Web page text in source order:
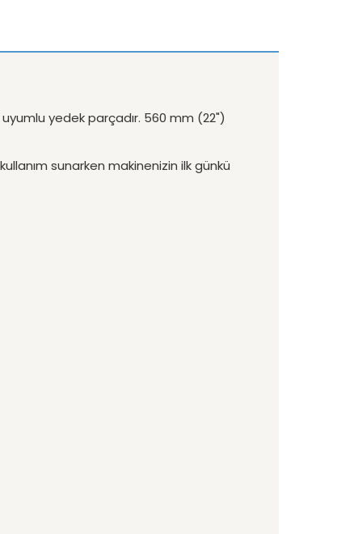
yedek parçadır. 560 mm (22")
sunarken makinenizin ilk günkü